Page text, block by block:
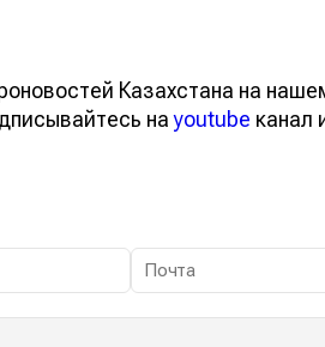
Казахстана на
наyoutube канал